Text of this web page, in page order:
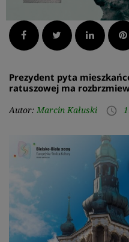
Facebook Twitter LinkedIn
Prezydent pyta
ratuszowej ma
Autor: Marcin Kałuski access_time